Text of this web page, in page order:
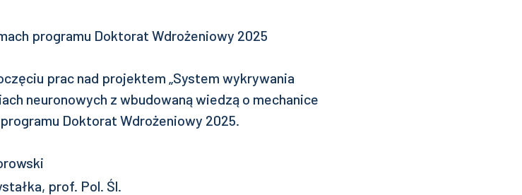
programu Doktorat Wdrożeniowy 2025
prac nad projektem „System wykrywania
neuronowych z wbudowaną wiedzą o mechanice
Doktorat Wdrożeniowy 2025.
prof. Pol. Śl.